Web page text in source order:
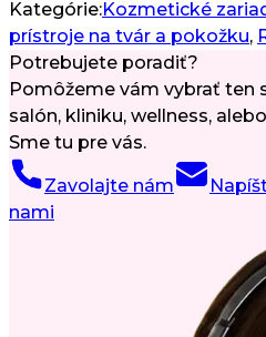
Kategórie:Kozmetické
prístroje na tvár a pokožku,
Potrebujete poradiť?
Pomôžeme vám vybrať ten
salón, kliniku, wellness,
Sme tu pre vás.
Zavolajte nám
nami